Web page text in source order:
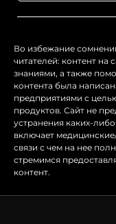
Во избежание
читателей: контент на
знаниями, а также
контента была
предприятиями с
продуктов. Сайт не
устранения каких-
включает
связи с чем на нее
стремимся
контент.